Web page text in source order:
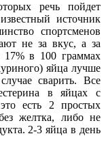
речь пойдет
источник
спортсменов
не за вкус, а за
17% в 100 граммах
яйца лучше
сварить. Все
в яйцах с
есть 2 простых
желтка, либо не
2-3 яйца в день